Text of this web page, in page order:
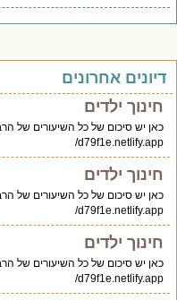
אחרונים
חינוך ילדים
d79f1e.netlify.app/
חינוך ילדים
d79f1e.netlify.app/
חינוך ילדים
d79f1e.netlify.app/